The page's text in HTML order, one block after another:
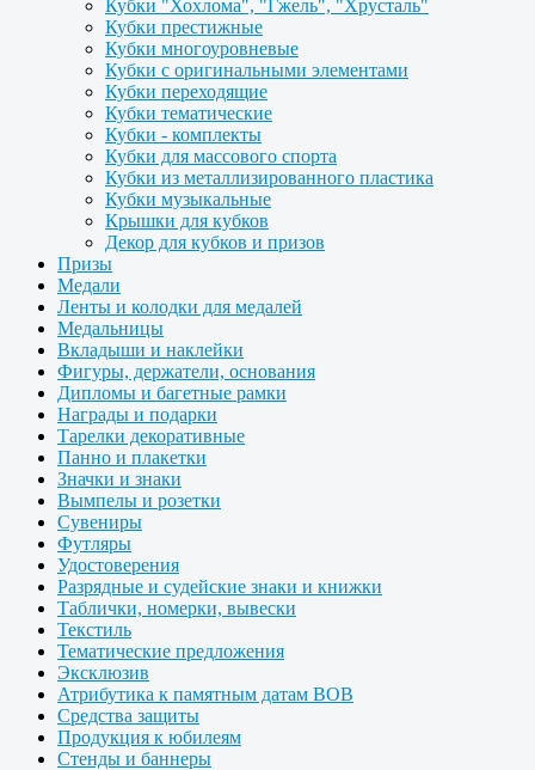
Кубки "Хохлома", "Гжель", "Хрусталь"
Кубки престижные
Кубки многоуровневые
Кубки с оригинальными элементами
Кубки переходящие
Кубки тематические
Кубки - комплекты
Кубки для массового спорта
Кубки из металлизированного пластика
Кубки музыкальные
Крышки для кубков
Декор для кубков и призов
Призы
Медали
Ленты и колодки для медалей
Медальницы
Вкладыши и наклейки
Фигуры, держатели, основания
Дипломы и багетные рамки
Награды и подарки
Тарелки декоративные
Панно и плакетки
Значки и знаки
Вымпелы и розетки
Сувениры
Футляры
Удостоверения
Разрядные и судейские знаки и книжки
Таблички, номерки, вывески
Текстиль
Тематические предложения
Эксклюзив
Атрибутика к памятным датам ВОВ
Средства защиты
Продукция к юбилеям
Стенды и баннеры